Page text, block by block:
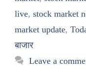
live, stock market
market update,
बाजार
Leave a